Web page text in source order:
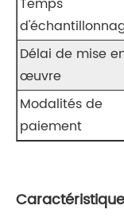
Délai de mise
œuvre
Modalités de
paiement